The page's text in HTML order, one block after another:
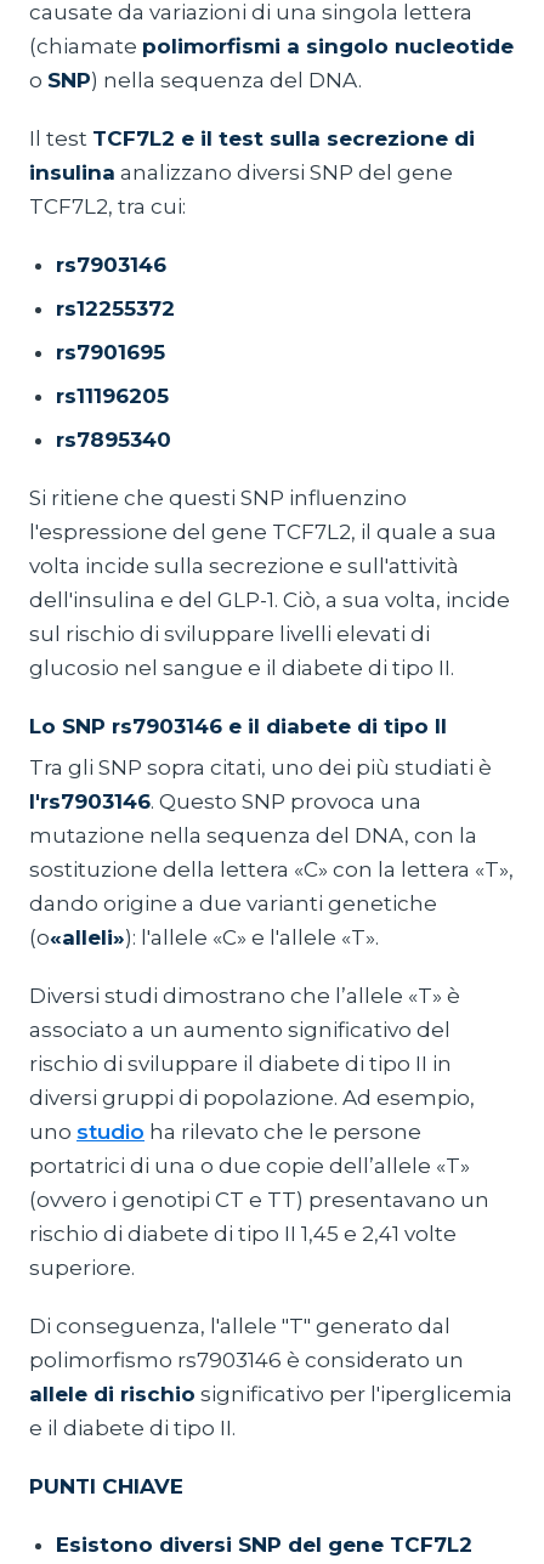
causate da variazioni di una singola lettera
(chiamate polimorfismi a singolo nucleotide
o SNP) nella sequenza del DNA.
Il test TCF7L2 e il test sulla secrezione di
insulina analizzano diversi SNP del gene
TCF7L2, tra cui:
rs7903146
rs12255372
rs7901695
rs11196205
rs7895340
Si ritiene che questi SNP influenzino
l'espressione del gene TCF7L2, il quale a sua
volta incide sulla secrezione e sull'attività
dell'insulina e del GLP-1. Ciò, a sua volta, incide
sul rischio di sviluppare livelli elevati di
glucosio nel sangue e il diabete di tipo II.
Lo SNP rs7903146 e il diabete di tipo II
Tra gli SNP sopra citati, uno dei più studiati è
l'rs7903146. Questo SNP provoca una
mutazione nella sequenza del DNA, con la
sostituzione della lettera «C» con la lettera «T»,
dando origine a due varianti genetiche
(o«alleli»): l'allele «C» e l'allele «T».
Diversi studi dimostrano che l’allele «T» è
associato a un aumento significativo del
rischio di sviluppare il diabete di tipo II in
diversi gruppi di popolazione. Ad esempio,
uno studio ha rilevato che le persone
portatrici di una o due copie dell’allele «T»
(ovvero i genotipi CT e TT) presentavano un
rischio di diabete di tipo II 1,45 e 2,41 volte
superiore.
Di conseguenza, l'allele "T" generato dal
polimorfismo rs7903146 è considerato un
allele di rischio significativo per l'iperglicemia
e il diabete di tipo II.
PUNTI CHIAVE
Esistono diversi SNP del gene TCF7L2